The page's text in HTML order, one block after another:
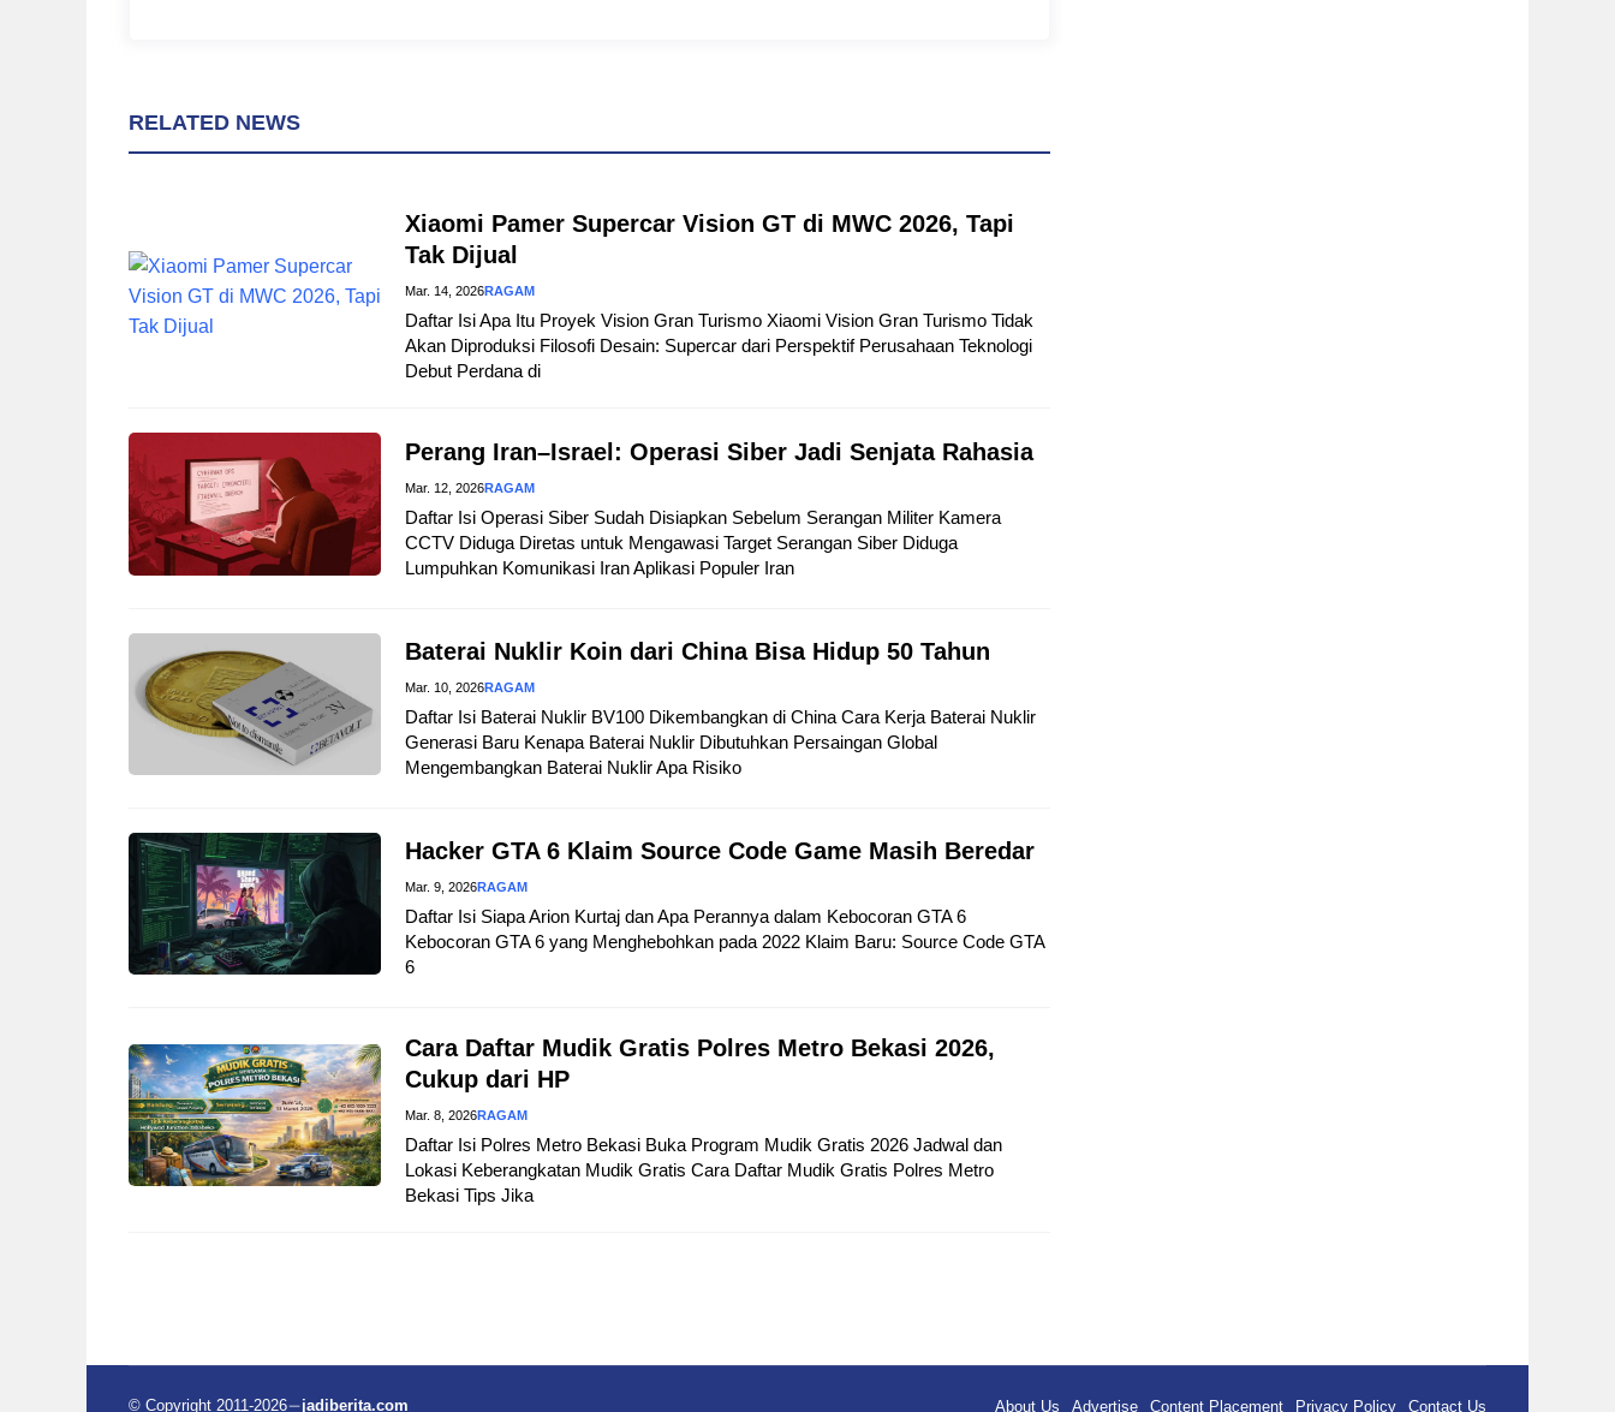
RELATED NEWS
Xiaomi Pamer Supercar Vision GT di MWC 2026, Tapi
Tak Dijual
Mar. 14, 2026RAGAM
Daftar Isi Apa Itu Proyek Vision Gran Turismo Xiaomi Vision Gran Turismo Tidak
Akan Diproduksi Filosofi Desain: Supercar dari Perspektif Perusahaan Teknologi
Debut Perdana di
Perang Iran–Israel: Operasi Siber Jadi Senjata Rahasia
Mar. 12, 2026RAGAM
Daftar Isi Operasi Siber Sudah Disiapkan Sebelum Serangan Militer Kamera
CCTV Diduga Diretas untuk Mengawasi Target Serangan Siber Diduga
Lumpuhkan Komunikasi Iran Aplikasi Populer Iran
Baterai Nuklir Koin dari China Bisa Hidup 50 Tahun
Mar. 10, 2026RAGAM
Daftar Isi Baterai Nuklir BV100 Dikembangkan di China Cara Kerja Baterai Nuklir
Generasi Baru Kenapa Baterai Nuklir Dibutuhkan Persaingan Global
Mengembangkan Baterai Nuklir Apa Risiko
Hacker GTA 6 Klaim Source Code Game Masih Beredar
Mar. 9, 2026RAGAM
Daftar Isi Siapa Arion Kurtaj dan Apa Perannya dalam Kebocoran GTA 6
Kebocoran GTA 6 yang Menghebohkan pada 2022 Klaim Baru: Source Code GTA
6
Cara Daftar Mudik Gratis Polres Metro Bekasi 2026,
Cukup dari HP
Mar. 8, 2026RAGAM
Daftar Isi Polres Metro Bekasi Buka Program Mudik Gratis 2026 Jadwal dan
Lokasi Keberangkatan Mudik Gratis Cara Daftar Mudik Gratis Polres Metro
Bekasi Tips Jika
© Copyright 2011-2026 jadiberita.com About Us Advertise Content Placement Privacy Policy Contact Us